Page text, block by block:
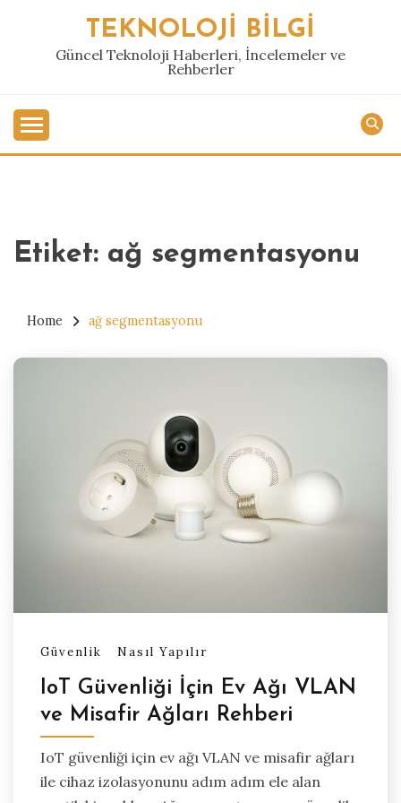
TEKNOLOJI BILGI
Güncel Teknoloji Haberleri, İncelemeler ve
Rehberler
Etiket: ağ segmentasyonu
Home ağ segmentasyonu
Güvenlik Nasıl Yapılır
IoT Güvenliği İçin Ev Ağı VLAN
ve Misafir Ağları Rehberi
IoT güvenliği için ev ağı VLAN ve misafir ağları
ile cihaz izolasyonunu adım adım ele alan